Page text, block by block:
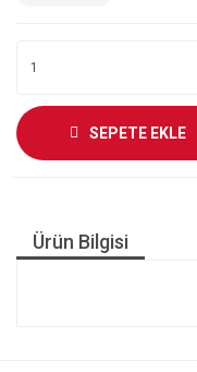
SEPETE EKLE
Ürün Bilgisi